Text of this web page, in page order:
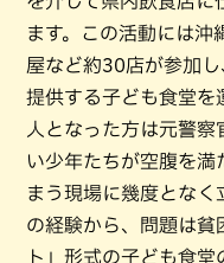
ます。この活動には沖
屋など約30店が参加
提供する子ども食堂を
人となった方は元警察
い少年たちが空腹を満
まう現場に幾度となく
の経験から、問題は貧
ト」形式の子ども食堂